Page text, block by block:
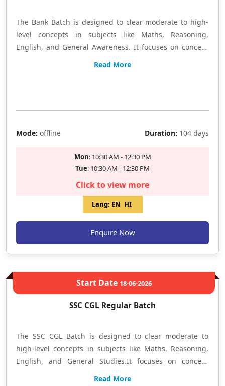
The Bank Batch is designed to clear moderate to high-
level concepts in subjects like Maths, Reasoning,
English, and General Awareness. It focuses on concept
की तैयारी बेसिक से एडवांस स्तर तक कराई जाती है। कॉन्सेप्ट को सरल तरीके
से नियमित अभ्यास कराया जाता है।
Read More
Mode: offline Duration: 104 days
Mon: 10:30 AM - 12:30 PM
Tue: 10:30 AM - 12:30 PM
Click to view more
Lang: EN HI
Enquire Now
Start Date 18-06-2026
SSC CGL Regular Batch
The SSC CGL Batch is designed to clear moderate to
high-level concepts in subjects like Maths, Reasoning,
English, and General Studies.It focuses on concept
clarity through comprehensive classroom teaching,
Read More